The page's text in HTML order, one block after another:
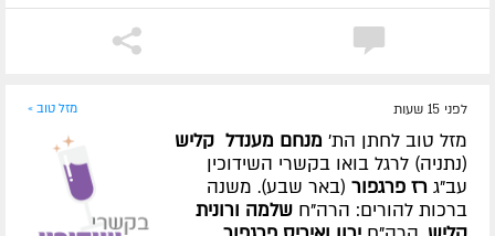
לפני 15 שעות מזל טוב »
מזל טוב לחתן הת' מנחם מענדל קליש
(נתניה) לרגל בואו בקשרי השידוכין
עב"ג רז פרגפור (באר שבע). משנה
ברכות להורים: הרה"ח שלמה ורונית